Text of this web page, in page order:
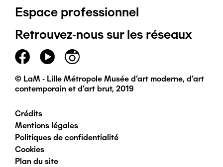
de
page
principal
Espace professionnel
Retrouvez-nous sur les réseaux
© LaM - Lille Métropole Musée d'art moderne, d'art
contemporain et d'art brut, 2019
Pied
de
Crédits
Mentions légales
Politiques de confidentialité
Cookies
Plan du site